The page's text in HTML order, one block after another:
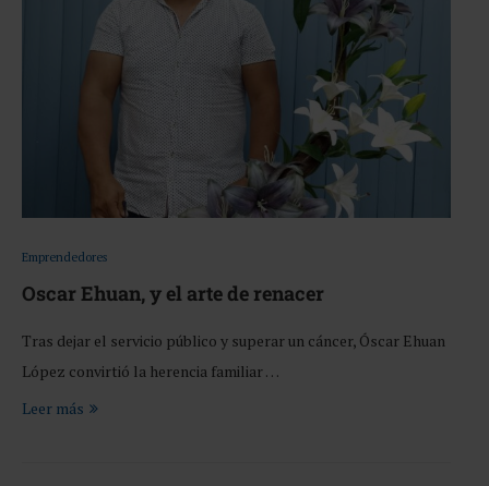
Emprendedores
Oscar Ehuan, y el arte de renacer
Tras dejar el servicio público y superar un cáncer, Óscar Ehuan
López convirtió la herencia familiar …
Leer más